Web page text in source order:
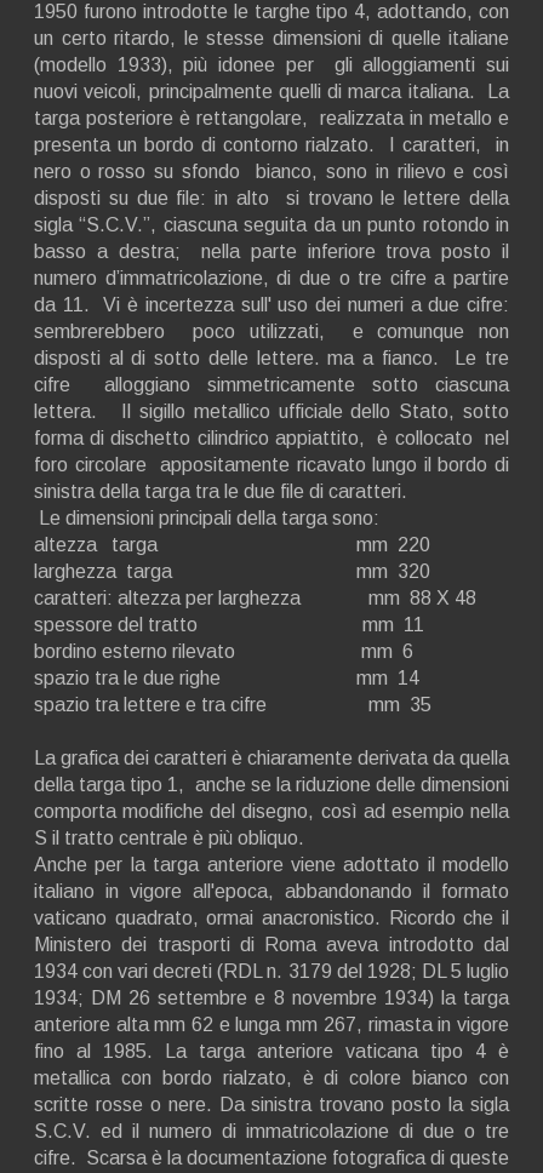
1950 furono introdotte le targhe tipo 4, adottando, con
un certo ritardo, le stesse dimensioni di quelle italiane
(modello 1933), più idonee per gli alloggiamenti sui
nuovi veicoli, principalmente quelli di marca italiana. La
targa posteriore è rettangolare, realizzata in metallo e
presenta un bordo di contorno rialzato. I caratteri, in
nero o rosso su sfondo bianco, sono in rilievo e così
disposti su due file: in alto si trovano le lettere della
sigla “S.C.V.”, ciascuna seguita da un punto rotondo in
basso a destra; nella parte inferiore trova posto il
numero d’immatricolazione, di due o tre cifre a partire
da 11. Vi è incertezza sull' uso dei numeri a due cifre:
sembrerebbero poco utilizzati, e comunque non
disposti al di sotto delle lettere. ma a fianco. Le tre
cifre alloggiano simmetricamente sotto ciascuna
lettera. Il sigillo metallico ufficiale dello Stato, sotto
forma di dischetto cilindrico appiattito, è collocato nel
foro circolare appositamente ricavato lungo il bordo di
sinistra della targa tra le due file di caratteri.
Le dimensioni principali della targa sono:
altezza targa mm 220
larghezza targa mm 320
caratteri: altezza per larghezza mm 88 X 48
spessore del tratto mm 11
bordino esterno rilevato mm 6
spazio tra le due righe mm 14
spazio tra lettere e tra cifre mm 35
La grafica dei caratteri è chiaramente derivata da quella
della targa tipo 1, anche se la riduzione delle dimensioni
comporta modifiche del disegno, così ad esempio nella
S il tratto centrale è più obliquo.
Anche per la targa anteriore viene adottato il modello
italiano in vigore all'epoca, abbandonando il formato
vaticano quadrato, ormai anacronistico. Ricordo che il
Ministero dei trasporti di Roma aveva introdotto dal
1934 con vari decreti (RDL n. 3179 del 1928; DL 5 luglio
1934; DM 26 settembre e 8 novembre 1934) la targa
anteriore alta mm 62 e lunga mm 267, rimasta in vigore
fino al 1985. La targa anteriore vaticana tipo 4 è
metallica con bordo rialzato, è di colore bianco con
scritte rosse o nere. Da sinistra trovano posto la sigla
S.C.V. ed il numero di immatricolazione di due o tre
cifre. Scarsa è la documentazione fotografica di queste